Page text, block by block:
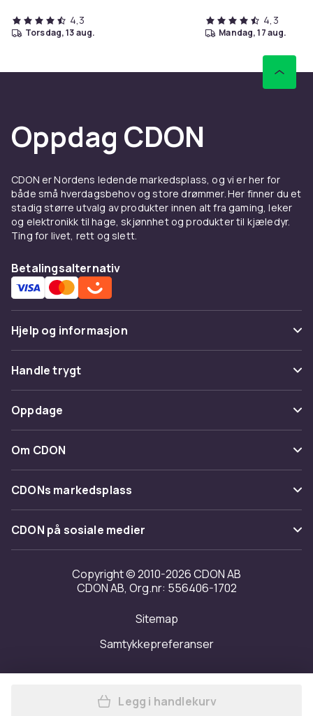
4,3
torsdag, 13 aug.
4,3
mandag, 17 aug.
Oppdag CDON
CDON er Nordens ledende markedsplass, og vi er her for
både små hverdagsbehov og store drømmer. Her finner du et
stadig større utvalg av produkter innen alt fra gaming, leker
og elektronikk til hage, skjønnhet og produkter til kjæledyr.
Ting for livet, rett og slett.
Betalingsalternativ
Hjelp og informasjon
Vanlige spørsmål
Spor pakke
Angre & returner her
Kontakt oss
Handle trygt
Betaling
Levering
Tilbakekallinger
Oppdage
Kategorier
Varemerker
Om CDON
Om oss
Kundeanmeldelser
Jobbe på CDON
Investor relations
Tilgjengelighet
CDONs markedsplass
Merchant Help Center
CDON på sosiale medier
Copyright © 2010-2026 CDON AB
CDON AB, Org.nr: 556406-1702
Sitemap
Samtykkepreferanser
Legg Spinlock Deckvest
Legg i handlekurv